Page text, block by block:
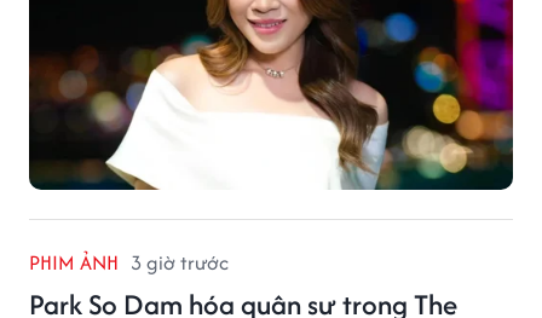
PHIM ẢNH 3 giờ trước
Park So Dam hóa quân sư trong The